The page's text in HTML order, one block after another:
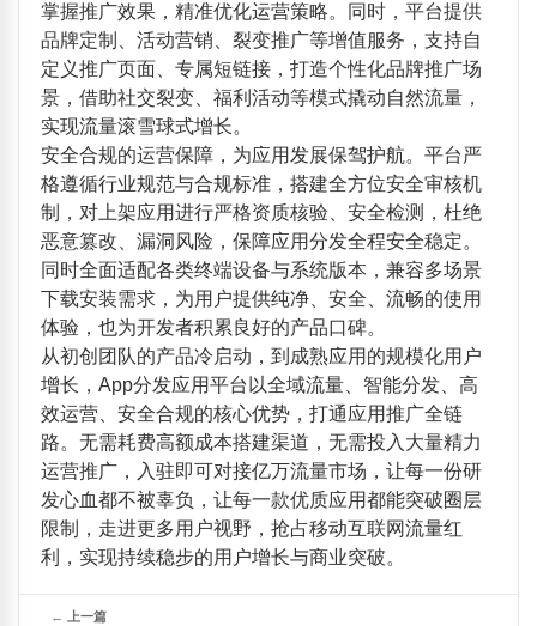
掌握推广效果，精准优化运营策略。同时，平台提供
品牌定制、活动营销、裂变推广等增值服务，支持自
定义推广页面、专属短链接，打造个性化品牌推广场
景，借助社交裂变、福利活动等模式撬动自然流量，
实现流量滚雪球式增长。
安全合规的运营保障，为应用发展保驾护航。平台严
格遵循行业规范与合规标准，搭建全方位安全审核机
制，对上架应用进行严格资质核验、安全检测，杜绝
恶意篡改、漏洞风险，保障应用分发全程安全稳定。
同时全面适配各类终端设备与系统版本，兼容多场景
下载安装需求，为用户提供纯净、安全、流畅的使用
体验，也为开发者积累良好的产品口碑。
从初创团队的产品冷启动，到成熟应用的规模化用户
增长，App分发应用平台以全域流量、智能分发、高
效运营、安全合规的核心优势，打通应用推广全链
路。无需耗费高额成本搭建渠道，无需投入大量精力
运营推广，入驻即可对接亿万流量市场，让每一份研
发心血都不被辜负，让每一款优质应用都能突破圈层
限制，走进更多用户视野，抢占移动互联网流量红
利，实现持续稳步的用户增长与商业突破。
← 上一篇